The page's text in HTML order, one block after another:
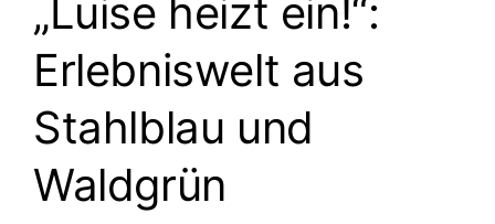
„Luise heizt ein!“:
Erlebniswelt aus
Stahlblau und
Waldgrün